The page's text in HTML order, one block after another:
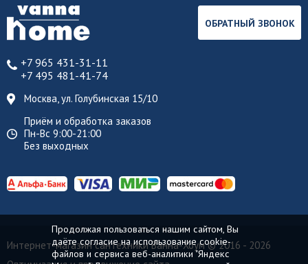
+7 965 431-31-11
+7 495 481-41-74
Москва, ул. Голубинская 15/10
Приём и обработка заказов
Пн-Вс 9:00-21:00
Без выходных
ОБРАТНЫЙ ЗВОНОК
Интернет-магазин сантехники Ванна-Хоум© 2016 - 2026
Продолжая пользоваться нашим сайтом, Вы
даёте согласие на использование cookie-
файлов и сервиса веб-аналитики "Яндекс